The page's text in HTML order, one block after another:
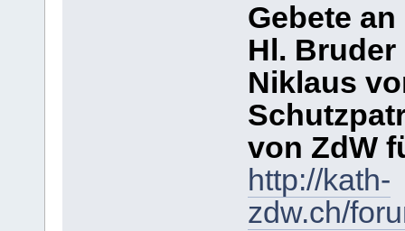
Gebete an
Hl. Bruder
Niklaus
von ZdW
http://kath-
zdw.ch/